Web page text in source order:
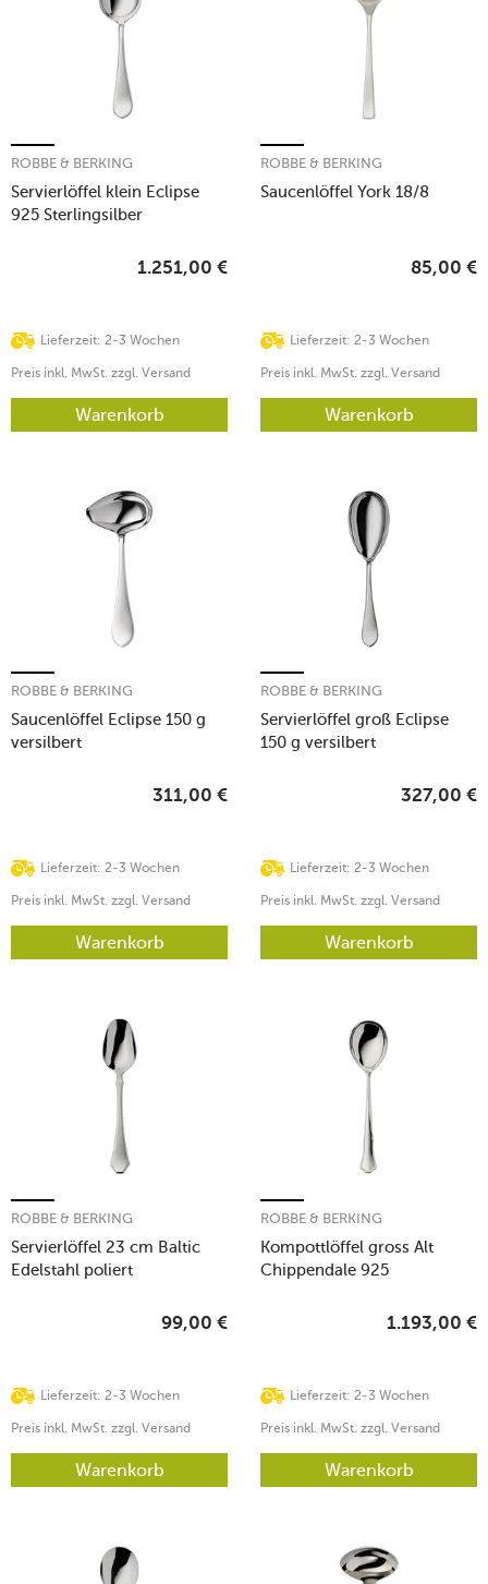
Servierlöffel klein Eclipse
925 Sterlingsilber
ROBBE & BERKING
Lieferzeit: 2-3 Wochen
1.251,00 €
Preis inkl. MwSt. zzgl. Versand
Warenkorb
Saucenlöffel York 18/8
ROBBE & BERKING
Lieferzeit: 2-3 Wochen
85,00 €
Preis inkl. MwSt. zzgl. Versand
Warenkorb
Saucenlöffel Eclipse 150 g
versilbert
ROBBE & BERKING
Lieferzeit: 2-3 Wochen
311,00 €
Preis inkl. MwSt. zzgl. Versand
Warenkorb
Servierlöffel groß Eclipse
150 g versilbert
ROBBE & BERKING
Lieferzeit: 2-3 Wochen
327,00 €
Preis inkl. MwSt. zzgl. Versand
Warenkorb
Servierlöffel 23 cm Baltic
Edelstahl poliert
ROBBE & BERKING
Lieferzeit: 2-3 Wochen
99,00 €
Preis inkl. MwSt. zzgl. Versand
Warenkorb
Kompottlöffel gross Alt
Chippendale 925
ROBBE & BERKING
Lieferzeit: 2-3 Wochen
1.193,00 €
Preis inkl. MwSt. zzgl. Versand
Warenkorb